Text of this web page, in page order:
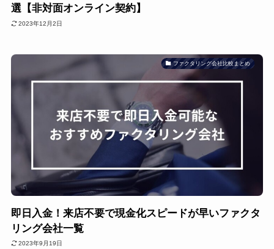
選【非対面オンライン契約】
2023年12月2日
ファクタリング会社比較まとめ
即日入金！来店不要で現金化スピードが早いファクタ
リング会社一覧
2023年9月19日